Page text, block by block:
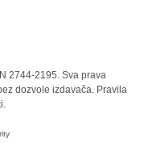
2744-2195. Sva prava
dozvole izdavača. Pravila